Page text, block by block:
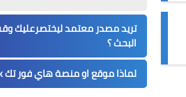
تريد مصدر معتمد ليختصرعليك
البحث ؟
لماذا موقع او منصة هاي فور تك Hi4Teck ؟؟؟